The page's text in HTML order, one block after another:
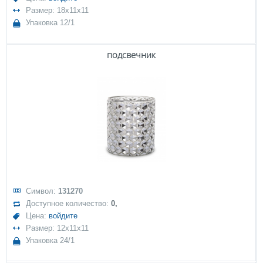
Размер: 18x11x11
Упаковка 12/1
подсвечник
Символ: 131270
Доступное количество:0,
Цена: войдите
Размер: 12x11x11
Упаковка 24/1